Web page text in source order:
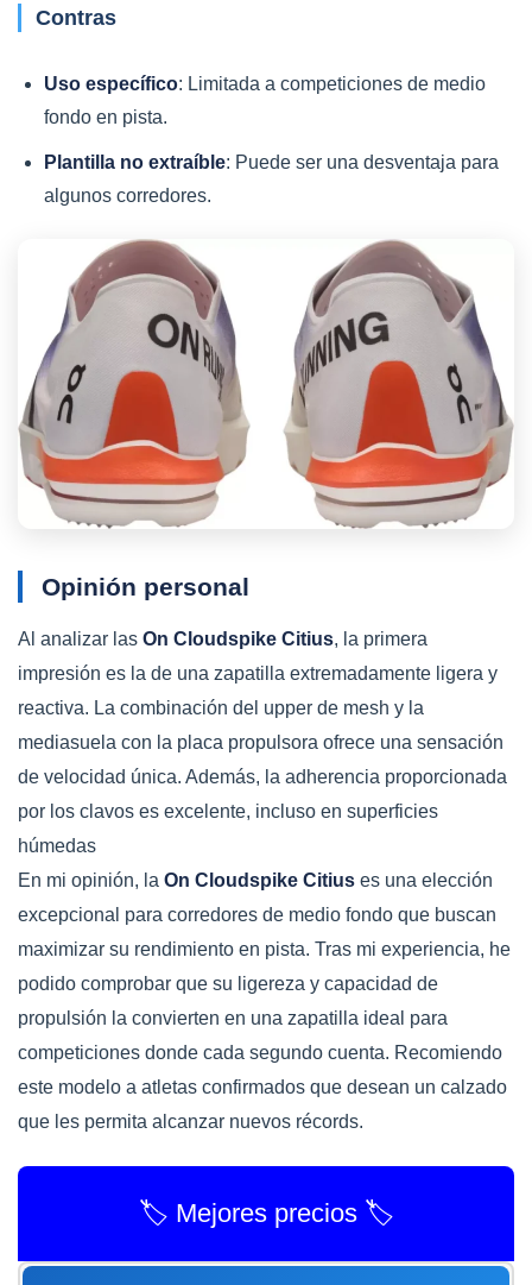
Contras
Uso específico: Limitada a competiciones de medio
fondo en pista.
Plantilla no extraíble: Puede ser una desventaja para
algunos corredores.
Opinión personal
Al analizar las On Cloudspike Citius, la primera
impresión es la de una zapatilla extremadamente ligera y
reactiva. La combinación del upper de mesh y la
mediasuela con la placa propulsora ofrece una sensación
de velocidad única. Además, la adherencia proporcionada
por los clavos es excelente, incluso en superficies
húmedas
En mi opinión, la On Cloudspike Citius es una elección
excepcional para corredores de medio fondo que buscan
maximizar su rendimiento en pista. Tras mi experiencia, he
podido comprobar que su ligereza y capacidad de
propulsión la convierten en una zapatilla ideal para
competiciones donde cada segundo cuenta. Recomiendo
este modelo a atletas confirmados que desean un calzado
que les permita alcanzar nuevos récords.
🏷️ Mejores precios 🏷️